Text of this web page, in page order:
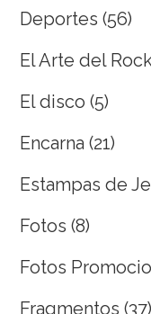
Deportes (56)
El Arte del
El disco (5)
Encarna (21)
Estampas de
Fotos (8)
Fotos
Fragmentos (37)